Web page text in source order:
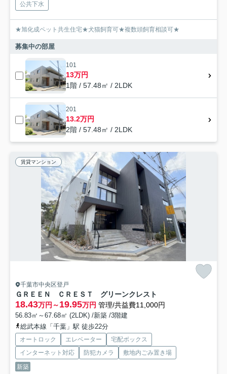
公共下水
★旭化成ペット共生住宅★犬猫飼育可★複数頭飼育相談可★
募集中の部屋
101
13万円
1階 / 57.48㎡ / 2LDK
201
13.2万円
2階 / 57.48㎡ / 2LDK
賃貸マンション
千葉市中央区登戸
ＧＲＥＥＮ ＣＲＥＳＴ グリーンクレスト
18.43万円～19.95万円 管理/共益費11,000円
56.83㎡～67.68㎡ (2LDK) /新築 /3階建
総武本線「千葉」駅 徒歩22分
オートロック エレベーター
宅配ボックス
インターネット対応
防犯カメラ
敷地内ごみ置き場
新築